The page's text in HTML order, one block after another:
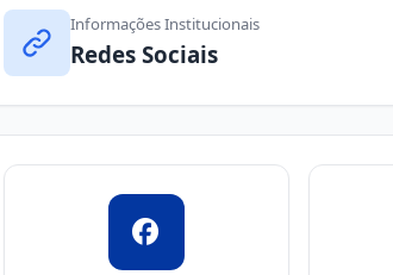
Informações Institucionais
Redes Sociais